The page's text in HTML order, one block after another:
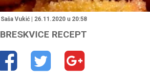
"
Saša Vukić | 26.11.2020 u 20:58
BRESKVICE RECEPT